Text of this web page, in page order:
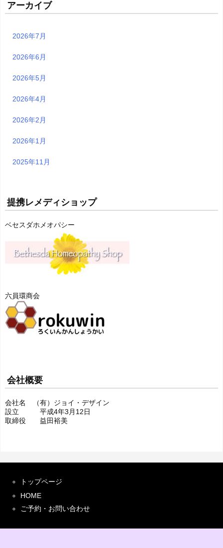
アーカイブ
2026年7月
2026年6月
2026年5月
2026年4月
2026年2月
2026年1月
2025年11月
提携レメディショップ
ベセスダホメオパシー
六員環商会
会社概要
会社名 （有）ジョイ・デザイン
設立 平成4年3月12日
取締役 益田裕美
トップページ
HOME
ご予約・お問い合わせ